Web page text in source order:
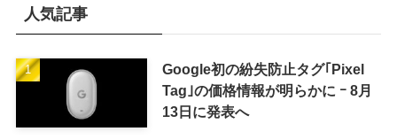
人気記事
Google初の紛失防止タグ｢Pixel
Tag｣の価格情報が明らかに ｰ 8月
13日に発表へ